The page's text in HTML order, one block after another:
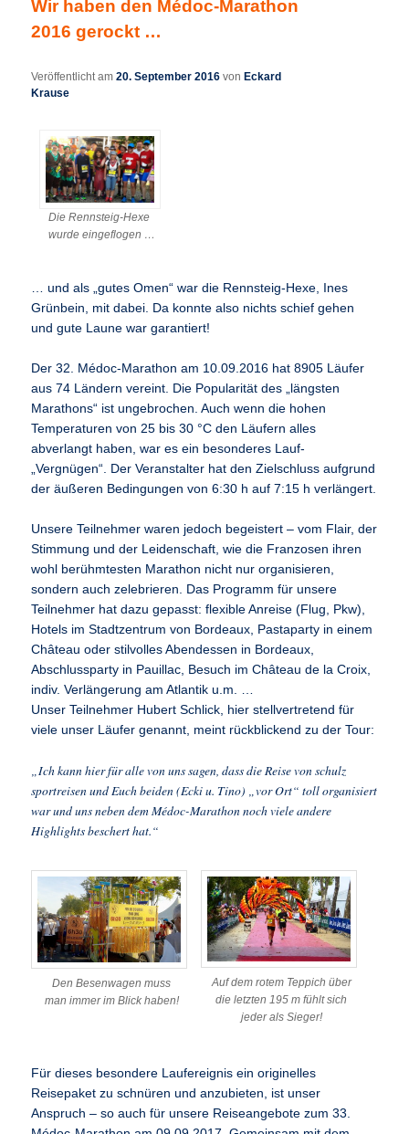
Wir haben den Médoc-Marathon
2016 gerockt …
Veröffentlicht am20. September 2016 vonEckard
Krause
Die Rennsteig-Hexe
wurde eingeflogen …
… und als „gutes Omen“ war die Rennsteig-Hexe, Ines
Grünbein, mit dabei. Da konnte also nichts schief gehen
und gute Laune war garantiert!
Der 32. Médoc-Marathon am 10.09.2016 hat 8905 Läufer
aus 74 Ländern vereint. Die Popularität des „längsten
Marathons“ ist ungebrochen. Auch wenn die hohen
Temperaturen von 25 bis 30 °C den Läufern alles
abverlangt haben, war es ein besonderes Lauf-
„Vergnügen“. Der Veranstalter hat den Zielschluss aufgrund
der äußeren Bedingungen von 6:30 h auf 7:15 h verlängert.
Unsere Teilnehmer waren jedoch begeistert – vom Flair, der
Stimmung und der Leidenschaft, wie die Franzosen ihren
wohl berühmtesten Marathon nicht nur organisieren,
sondern auch zelebrieren. Das Programm für unsere
Teilnehmer hat dazu gepasst: flexible Anreise (Flug, Pkw),
Hotels im Stadtzentrum von Bordeaux, Pastaparty in einem
Château oder stilvolles Abendessen in Bordeaux,
Abschlussparty in Pauillac, Besuch im Château de la Croix,
indiv. Verlängerung am Atlantik u.m. …
Unser Teilnehmer Hubert Schlick, hier stellvertretend für
viele unser Läufer genannt, meint rückblickend zu der Tour:
„Ich kann hier für alle von uns sagen, dass die Reise von schulz
sportreisen und Euch beiden (Ecki u. Tino) „vor Ort“ toll organisiert
war und uns neben dem Médoc-Marathon noch viele andere
Highlights beschert hat.“
Den Besenwagen muss
man immer im Blick haben!
Auf dem rotem Teppich über
die letzten 195 m fühlt sich
jeder als Sieger!
Für dieses besondere Laufereignis ein originelles
Reisepaket zu schnüren und anzubieten, ist unser
Anspruch – so auch für unsere Reiseangebote zum 33.